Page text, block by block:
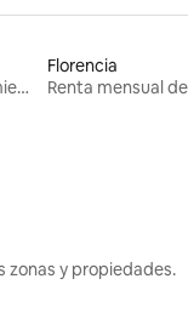
Renta mensual de alojamientos
Florencia
zonas y propiedades.